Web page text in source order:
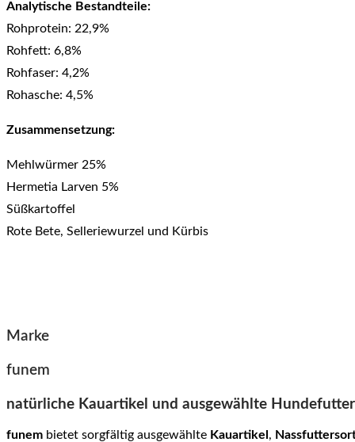
Analytische Bestandteile:
Rohprotein: 22,9%
Rohfett: 6,8%
Rohfaser: 4,2%
Rohasche: 4,5%
Zusammensetzung:
Mehlwürmer 25%
Hermetia Larven 5%
Süßkartoffel
Rote Bete, Selleriewurzel und Kürbis
Marke
funem
natürliche Kauartikel und ausgewählte
funem bietet sorgfältig ausgewählte Kauartikel,